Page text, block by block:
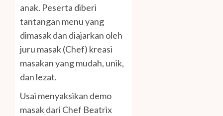
anak. Peserta diberi
tantangan menu yang
dimasak dan diajarkan oleh
juru masak (Chef) kreasi
masakan yang mudah, unik,
dan lezat.
Usai menyaksikan demo
masak dari Chef Beatrix